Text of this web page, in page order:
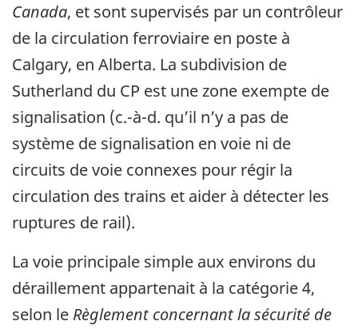
Canada, et sont supervisés par un contrôleur
de la circulation ferroviaire en poste à
Calgary, en Alberta. La subdivision de
Sutherland du CP est une zone exempte de
signalisation (c.-à-d. qu’il n’y a pas de
système de signalisation en voie ni de
circuits de voie connexes pour régir la
circulation des trains et aider à détecter les
ruptures de rail).
La voie principale simple aux environs du
déraillement appartenait à la catégorie 4,
selon le Règlement concernant la sécurité de